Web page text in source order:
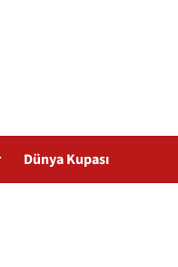
Dünya Kupası